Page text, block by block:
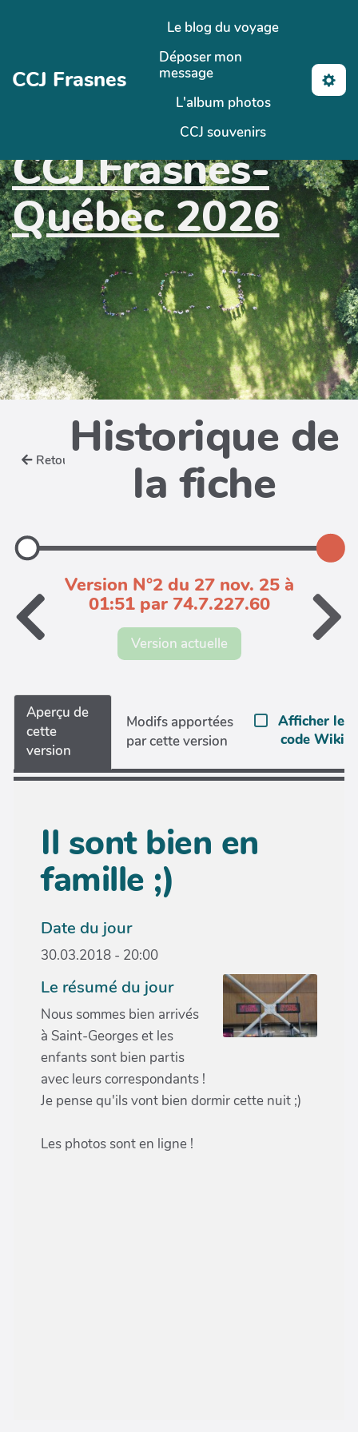
Aller au contenu principal
CCJ Frasnes
Le blog du voyage
Déposer mon
message
L'album photos
CCJ souvenirs
CCJ Frasnes-
Québec 2026
Retour Historique de
la fiche
Version N°2 du 27 nov. 25 à
01:51 par 74.7.227.60
Version actuelle
Aperçu de
cette
version
Modifs apportées
par cette version
Afficher le
code Wiki
Il sont bien en
famille ;)
Date du jour
30.03.2018 - 20:00
Le résumé du jour
Nous sommes bien arrivés
à Saint-Georges et les
enfants sont bien partis
avec leurs correspondants !
Je pense qu'ils vont bien dormir cette nuit ;)
Les photos sont en ligne !